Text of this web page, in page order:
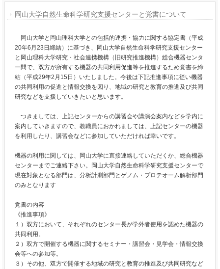
岡山大学自然生命科学研究支援センターと覚書について
岡山大学と岡山理科大学との包括的連携・協力に関する協定書（平成
20年6月23日締結）に基づき、岡山大学自然生命科学研究支援センター
と岡山理科大学研究・社会連携機構（旧研究推進機構）総合機器センタ
ー間で、双方が所有する機器の共同利用促進等を推進するため覚書を締
結（平成29年2月15日）いたしました。今後は下記推進事項に従い機器
の共同利用の促進と情報交換を図り、地域の研究と教育の推進及び共同
研究などを支援していきたいと思います。
つきましては、上記センターからの講習会や講演会案内などを学内に
案内していきますので、教職員におかれましては、上記センターの機器
を利用したり、講習会などに参加していただければ幸いです。
機器の利用に関しては、岡山大学に直接連絡していただくか、総合機器
センターまでご連絡下さい。岡山大学自然生命科学研究支援センターで
現在対象となる部門は、分析計測部門とゲノム・プロテオーム解析部門
のみとなります
覚書の内容
《推進事項》
１）双方において、それぞれのセンター長が学外者使用を認めた機器の
共同利用。
２）双方で開催する機器に関するセミナー・講習会・見学会・情報交換
会等への参加等。
３）その他、双方で開催する地域の研究と教育の推進及び共同研究など